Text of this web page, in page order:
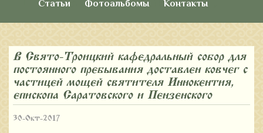
Статьи
Фотоальбомы Контакты
В Свято-Троицкий кафедральный собор для
постоянного пребывания доставлен ковчег с
частицей мощей святителя Иннокентия,
епископа Саратовского и Пензенского
30-Окт-2017